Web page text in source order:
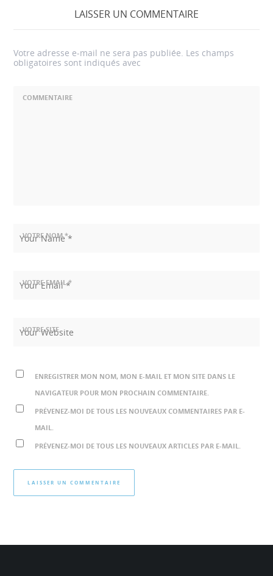
LAISSER UN COMMENTAIRE
Votre adresse e-mail ne sera pas publiée. Les champs
obligatoires sont indiqués avec
COMMENTAIRE
VOTRE NOM *
VOTRE EMAIL *
VOTRE SITE
ENREGISTRER MON NOM, MON E-MAIL ET MON SITE DANS LE
NAVIGATEUR POUR MON PROCHAIN COMMENTAIRE.
PRÉVENEZ-MOI DE TOUS LES NOUVEAUX COMMENTAIRES PAR E-
MAIL.
PRÉVENEZ-MOI DE TOUS LES NOUVEAUX ARTICLES PAR E-MAIL.